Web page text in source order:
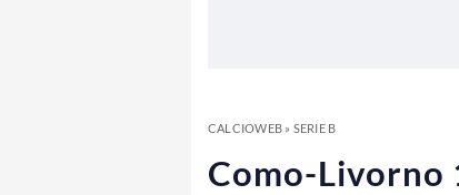
CALCIOWEB» SERIE B
Como-Livorno